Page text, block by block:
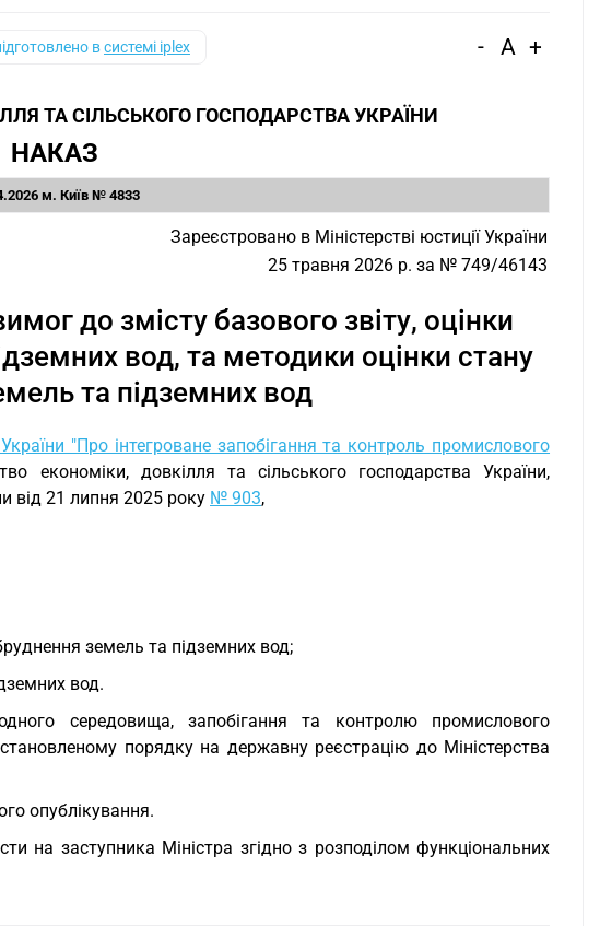
всистемі iplex - A +
ТА СІЛЬСЬКОГО ГОСПОДАРСТВА УКРАЇНИ
НАКАЗ
м. Київ № 4833
Зареєстровано в Міністерстві юстиції України
25 травня 2026 р. за № 749/46143
до змісту базового звіту, оцінки
вод, та методики оцінки стану
та підземних вод
"Про інтегроване запобігання та контроль промислового
економіки, довкілля та сільського господарства України,
від 21 липня 2025 року № 903,
земель та підземних вод;
вод.
середовища, запобігання та контролю промислового
порядку на державну реєстрацію до Міністерства
опублікування.
на заступника Міністра згідно з розподілом функціональних